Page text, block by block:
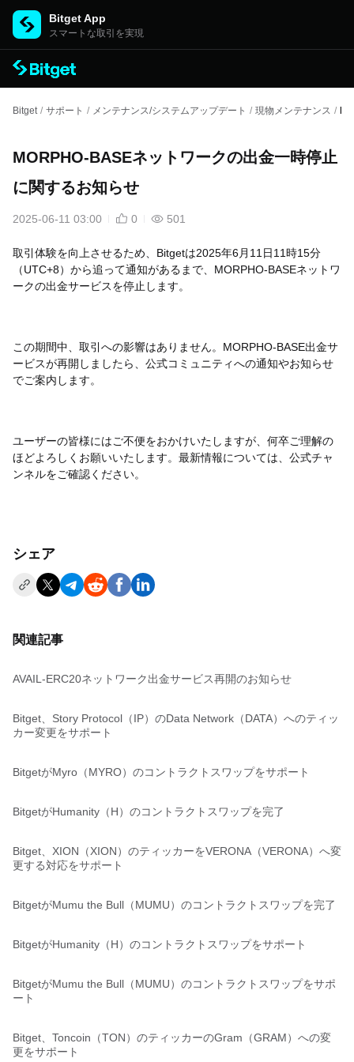
Bitget App
スマートな取引を実現
Bitget / サポート / メンテナンス/システムアップデート / 現物メンテナンス /
MORPHO-BASEネットワークの出金一時停止
に関するお知らせ
2025-06-11 03:00 0 501
取引体験を向上させるため、Bitgetは2025年6月11日11時15分
（UTC+8）から追って通知があるまで、MORPHO-BASEネットワ
ークの出金サービスを停止します。
この期間中、取引への影響はありません。MORPHO-BASE出金サ
ービスが再開しましたら、公式コミュニティへの通知やお知らせ
でご案内します。
ユーザーの皆様にはご不便をおかけいたしますが、何卒ご理解の
ほどよろしくお願いいたします。最新情報については、公式チャ
ンネルをご確認ください。
シェア
関連記事
AVAIL-ERC20ネットワーク出金サービス再開のお知らせ
Bitget、Story Protocol（IP）のData Network（DATA）へのティッ
カー変更をサポート
BitgetがMyro（MYRO）のコントラクトスワップをサポート
BitgetがHumanity（H）のコントラクトスワップを完了
Bitget、XION（XION）のティッカーをVERONA（VERONA）へ変
更する対応をサポート
BitgetがMumu the Bull（MUMU）のコントラクトスワップを完了
BitgetがHumanity（H）のコントラクトスワップをサポート
BitgetがMumu the Bull（MUMU）のコントラクトスワップをサポ
ート
Bitget、Toncoin（TON）のティッカーのGram（GRAM）への変
更をサポート